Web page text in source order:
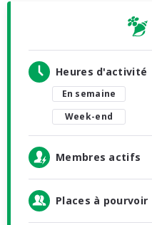
Heures d'activité
En semaine
Week-end
Membres actifs
Places à pourvoir